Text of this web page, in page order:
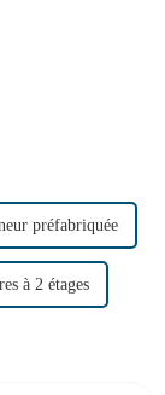
préfabriquée
à 2 étages